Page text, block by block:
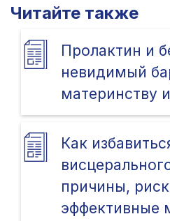
Читайте также
Пролактин и
невидимый
материнству
Как
причины,
эффективные